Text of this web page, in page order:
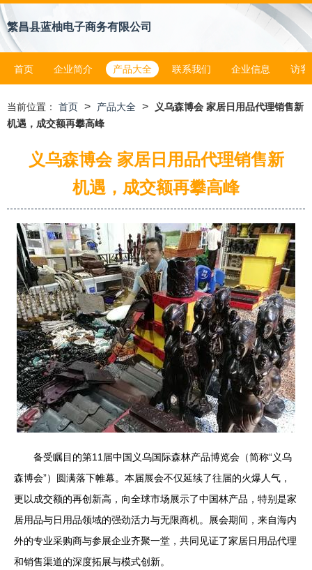
繁昌县蓝柚电子商务有限公司
首页 企业简介 产品大全 联系我们 企业信息 访客
当前位置： 首页 > 产品大全 >
义乌森博会 家居日用品代理销售新
机遇，成交额再攀高峰
义乌森博会 家居日用品代理销售新
机遇，成交额再攀高峰
备受瞩目的第11届中国义乌国际森林产品博览会（简称“义乌
森博会”）圆满落下帷幕。本届展会不仅延续了往届的火爆人气，
更以成交额的再创新高，向全球市场展示了中国林产品，特别是家
居用品与日用品领域的强劲活力与无限商机。展会期间，来自海内
外的专业采购商与参展企业齐聚一堂，共同见证了家居日用品代理
和销售渠道的深度拓展与模式创新。